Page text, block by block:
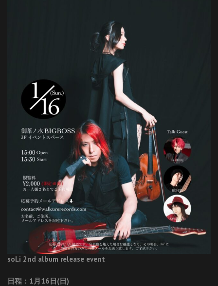
soLi 2nd album release event
日程：1月16日(日)